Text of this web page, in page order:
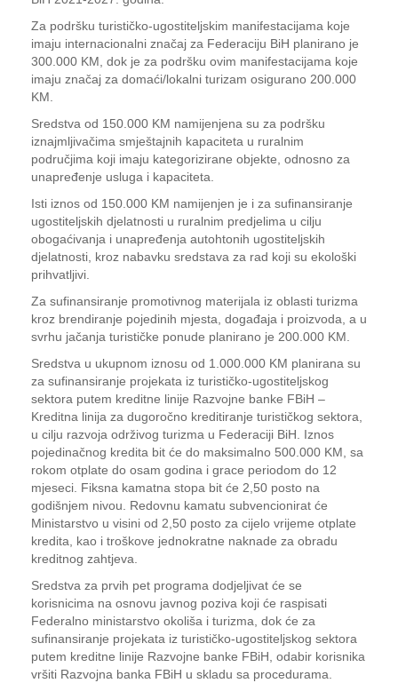
Za podršku turističko-ugostiteljskim manifestacijama koje
imaju internacionalni značaj za Federaciju BiH planirano je
300.000 KM, dok je za podršku ovim manifestacijama koje
imaju značaj za domaći/lokalni turizam osigurano 200.000
KM.
Sredstva od 150.000 KM namijenjena su za podršku
iznajmljivačima smještajnih kapaciteta u ruralnim
područjima koji imaju kategorizirane objekte, odnosno za
unapređenje usluga i kapaciteta.
Isti iznos od 150.000 KM namijenjen je i za sufinansiranje
ugostiteljskih djelatnosti u ruralnim predjelima u cilju
obogaćivanja i unapređenja autohtonih ugostiteljskih
djelatnosti, kroz nabavku sredstava za rad koji su ekološki
prihvatljivi.
Za sufinansiranje promotivnog materijala iz oblasti turizma
kroz brendiranje pojedinih mjesta, događaja i proizvoda, a u
svrhu jačanja turističke ponude planirano je 200.000 KM.
Sredstva u ukupnom iznosu od 1.000.000 KM planirana su
za sufinansiranje projekata iz turističko-ugostiteljskog
sektora putem kreditne linije Razvojne banke FBiH –
Kreditna linija za dugoročno kreditiranje turističkog sektora,
u cilju razvoja održivog turizma u Federaciji BiH. Iznos
pojedinačnog kredita bit će do maksimalno 500.000 KM, sa
rokom otplate do osam godina i grace periodom do 12
mjeseci. Fiksna kamatna stopa bit će 2,50 posto na
godišnjem nivou. Redovnu kamatu subvencionirat će
Ministarstvo u visini od 2,50 posto za cijelo vrijeme otplate
kredita, kao i troškove jednokratne naknade za obradu
kreditnog zahtjeva.
Sredstva za prvih pet programa dodjeljivat će se
korisnicima na osnovu javnog poziva koji će raspisati
Federalno ministarstvo okoliša i turizma, dok će za
sufinansiranje projekata iz turističko-ugostiteljskog sektora
putem kreditne linije Razvojne banke FBiH, odabir korisnika
vršiti Razvojna banka FBiH u skladu sa procedurama.